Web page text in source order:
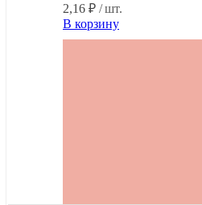
2,16 ₽ / шт.
В корзину